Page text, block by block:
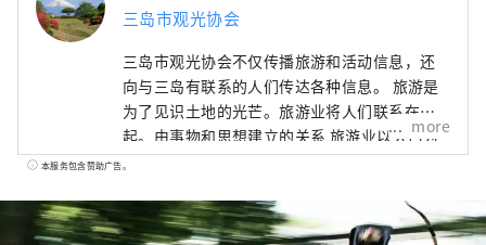
三岛市观光协会
三岛市观光协会不仅传播旅游和活动信息，还
向与三岛有联系的人们传达各种信息。 旅游是
为了见识土地的光芒。旅游业将人们联系在一
起。由事物和思想建立的关系 旅游业以人口为
中心。我们将从多个角度捕捉静冈县三岛市的
more
本服务包含赞助广告。